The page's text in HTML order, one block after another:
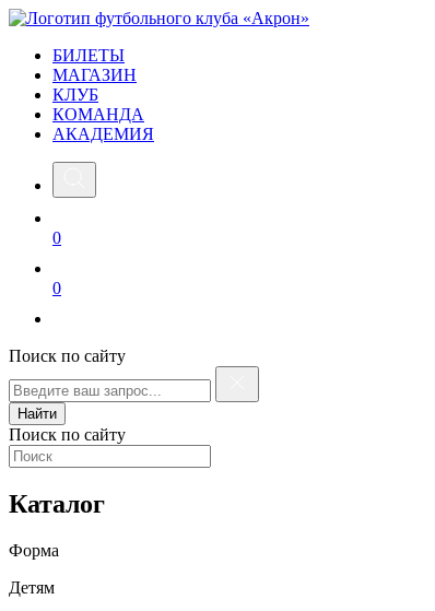
БИЛЕТЫ
МАГАЗИН
КЛУБ
КОМАНДА
АКАДЕМИЯ
0
0
Поиск по сайту
Найти
Поиск по сайту
Каталог
Форма
Детям